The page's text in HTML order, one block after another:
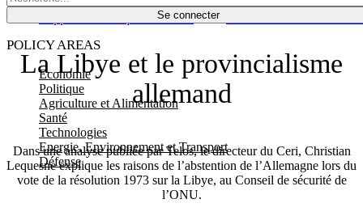
Se connecter
POLICY AREAS
Economie
Politique
Agriculture et Alimentation
Santé
Technologies
Energie, Environnement et Transport
Défense
Économie
La Libye et le provincialisme
allemand
Dans une analyse publiée par Telos, le directeur du Ceri, Christian
Lequesne explique les raisons de l’abstention de l’Allemagne lors du
vote de la résolution 1973 sur la Libye, au Conseil de sécurité de
l’ONU.